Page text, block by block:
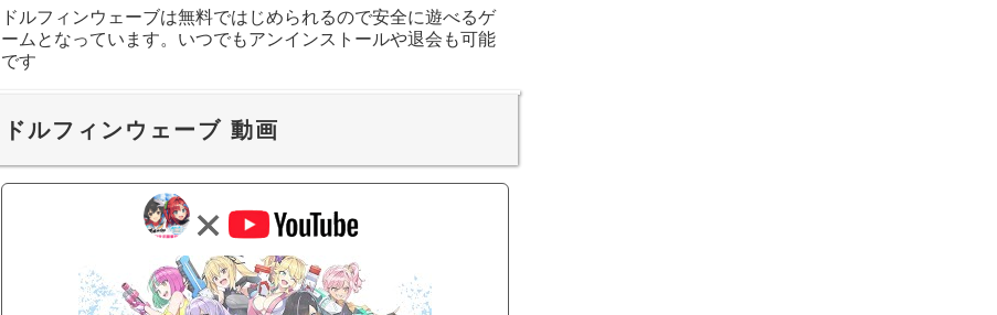
ドルフィンウェーブは無料ではじめられるので安全に遊べるゲ
ームとなっています。いつでもアンインストールや退会も可能
です
ドルフィンウェーブ 動画